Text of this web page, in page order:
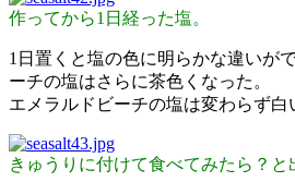
作ってから1日経った塩。
1日置くと塩の色に明らかな違いが
ーチの塩はさらに茶色くなった。
エメラルドビーチの塩は変わらず白
きゅうりに付けて食べてみたら？と